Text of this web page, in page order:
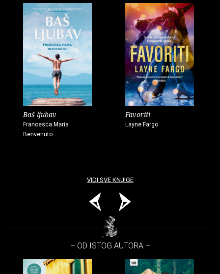
Baš ljubav
Francesca Maria
Benvenuto
Favoriti
Layne Fargo
VIDI SVE KNJIGE
– OD ISTOG AUTORA –